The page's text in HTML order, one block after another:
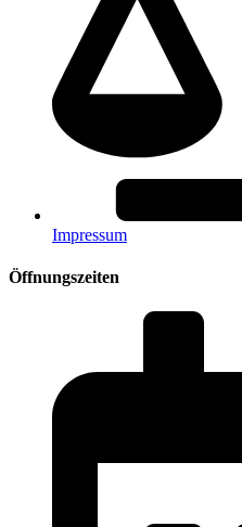
Impressum
Öffnungszeiten